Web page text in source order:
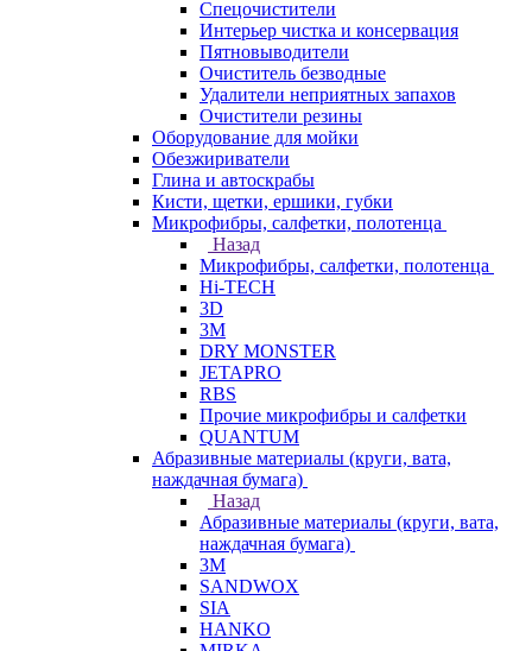
Спецочистители
Интерьер чистка и консервация
Пятновыводители
Очиститель безводные
Удалители неприятных запахов
Очистители резины
Оборудование для мойки
Обезжириватели
Глина и автоскрабы
Кисти, щетки, ершики, губки
Микрофибры, салфетки, полотенца
Назад
Микрофибры, салфетки, полотенца
Hi-TECH
3D
3М
DRY MONSTER
JETAPRO
RBS
Прочие микрофибры и салфетки
QUANTUM
Абразивные материалы (круги, вата,
наждачная бумага)
Назад
Абразивные материалы (круги, вата,
наждачная бумага)
3М
SANDWOX
SIA
HANKO